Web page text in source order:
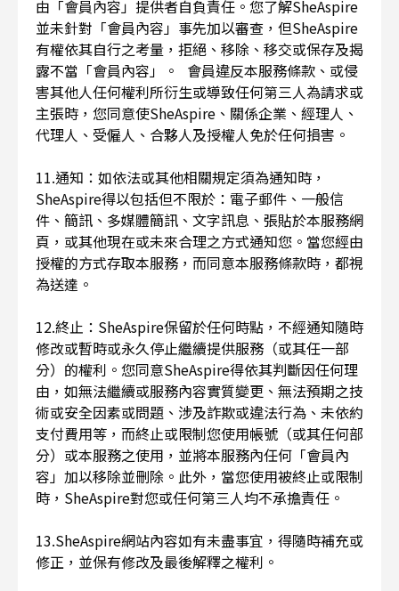
由「會員內容」提供者自負責任。您了解SheAspire
並未針對「會員內容」事先加以審查，但SheAspire
有權依其自行之考量，拒絕、移除、移交或保存及揭
露不當「會員內容」。 會員違反本服務條款、或侵
害其他人任何權利所衍生或導致任何第三人為請求或
主張時，您同意使SheAspire、關係企業、經理人、
代理人、受僱人、合夥人及授權人免於任何損害。
11.通知：如依法或其他相關規定須為通知時，
SheAspire得以包括但不限於：電子郵件、一般信
件、簡訊、多媒體簡訊、文字訊息、張貼於本服務網
頁，或其他現在或未來合理之方式通知您。當您經由
授權的方式存取本服務，而同意本服務條款時，都視
為送達。
12.終止：SheAspire保留於任何時點，不經通知隨時
修改或暫時或永久停止繼續提供服務（或其任一部
分）的權利。您同意SheAspire得依其判斷因任何理
由，如無法繼續或服務內容實質變更、無法預期之技
術或安全因素或問題、涉及詐欺或違法行為、未依約
支付費用等，而終止或限制您使用帳號（或其任何部
分）或本服務之使用，並將本服務內任何「會員內
容」加以移除並刪除。此外，當您使用被終止或限制
時，SheAspire對您或任何第三人均不承擔責任。
13.SheAspire網站內容如有未盡事宜，得隨時補充或
修正，並保有修改及最後解釋之權利。